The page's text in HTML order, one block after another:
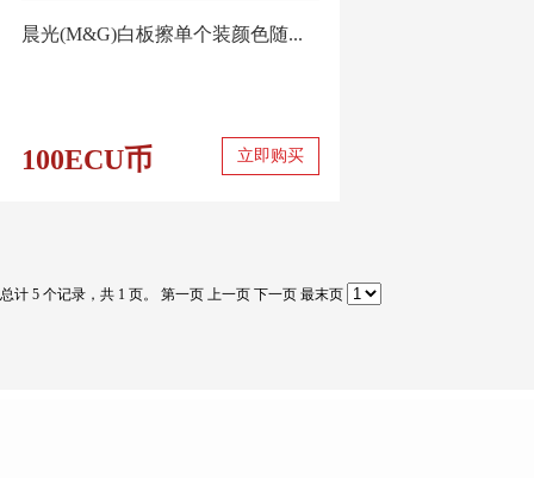
晨光(M&G)白板擦单个装颜色随...
100ECU币 立即购买
总计 5 个记录，共 1 页。 第一页 上一页 下一页 最末页